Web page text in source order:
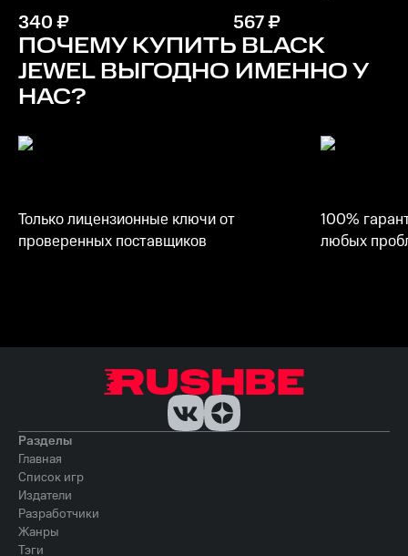
340₽
567₽
ПОЧЕМУ КУПИТЬ BLACK
JEWELВЫГОДНО ИМЕННО У
НАС?
Только лицензионные ключи от
проверенных поставщиков
100%
любых
Разделы
Главная
Список игр
Издатели
Разработчики
Жанры
Тэги